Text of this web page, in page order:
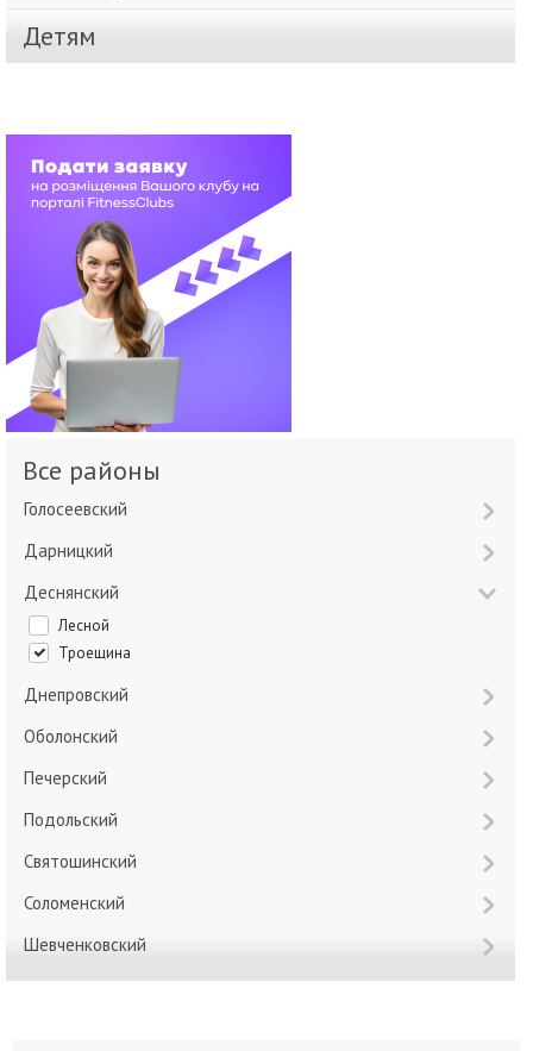
Детям
Все районы
Голосеевский
Дарницкий
Деснянский
Лесной
Троещина
Днепровский
Оболонский
Печерский
Подольский
Святошинский
Соломенский
Шевченковский